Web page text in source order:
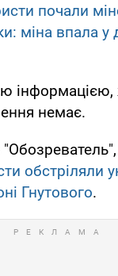
почали
міна впала
інформацією,
немає.
обстріляли
Гнутового.